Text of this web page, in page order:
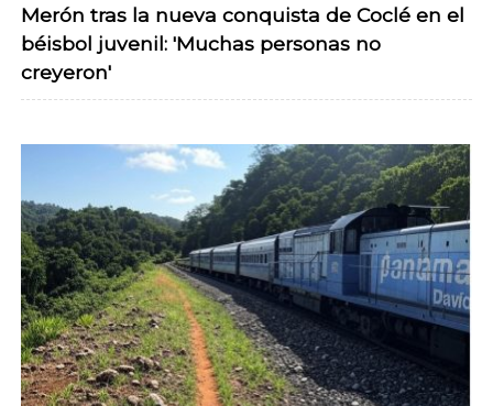
Merón tras la nueva conquista de Coclé en el
béisbol juvenil: 'Muchas personas no
creyeron'